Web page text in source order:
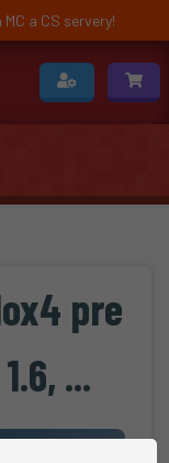
a CS servery!
pre
...